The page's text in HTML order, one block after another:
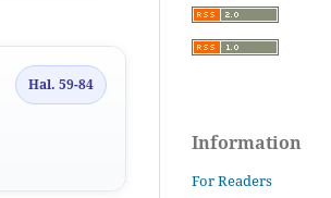
Hal. 59-84
Information
For Readers